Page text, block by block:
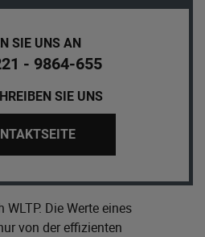
SIE UNS AN
- 9864-655
SIE UNS
Die Werte eines
von der effizienten